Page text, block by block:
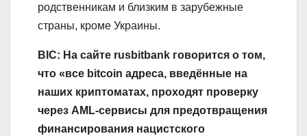
родственникам и близким в зарубежные
страны, кроме Украины.
BIC: На сайте rusbitbank говорится о том,
что «все bitcoin адреса, введённые на
наших криптоматах, проходят проверку
через AML-сервисы для предотвращения
финансирования нацистского